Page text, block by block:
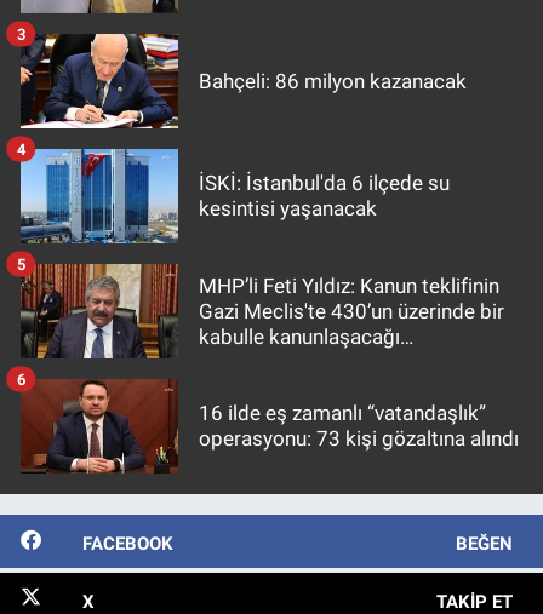
Bahçeli: 86 milyon kazanacak
3
İSKİ: İstanbul'da 6 ilçede su
kesintisi yaşanacak
4
MHP’li Feti Yıldız: Kanun teklifinin
Gazi Meclis'te 430’un üzerinde bir
kabulle kanunlaşacağı
5
16 ilde eş zamanlı “vatandaşlık”
operasyonu: 73 kişi gözaltına alındı
6
FACEBOOK BEĞEN
X TAKIP ET